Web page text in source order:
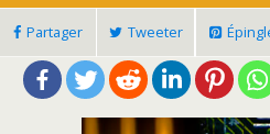
Partager Tweeter